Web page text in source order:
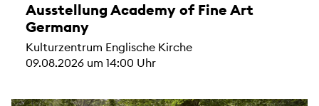
Ausstellung Academy of Fine Art
Germany
Kulturzentrum Englische Kirche
09.08.2026 um 14:00 Uhr